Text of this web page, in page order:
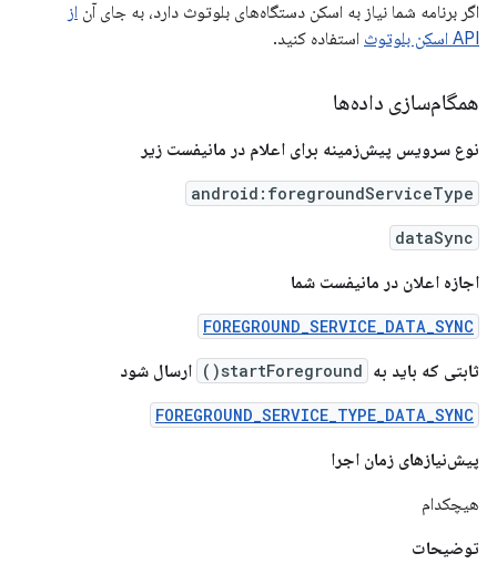
اگر برنامه شما نیاز به اسکن دستگاه‌های بلوتوث دارد، به جای آن از
API اسکن بلوتوث
استفاده کنید.
همگام‌سازی داده‌ها
نوع سرویس پیش‌زمینه برای اعلام در مانیفست زیر
android:foregroundServiceType
dataSync
اجازه اعلان در مانیفست شما
FOREGROUND_SERVICE_DATA_SYNC
ثابتی که باید به startForeground() ارسال شود
FOREGROUND_SERVICE_TYPE_DATA_SYNC
پیش‌نیازهای زمان اجرا
هیچکدام
توضیحات